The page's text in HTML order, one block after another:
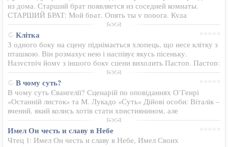
из дома. Старший брат появляется из соседней комнаты.
СТАРШИЙ БРАТ: Мой брат, Опять ты у порога. Куда
собрался? МЛАДШИЙ БРАТ: (смеётся) В путь-дорогу!
СТАРШИЙ БРАТ…
Клітка
З одного боку на сцену піднімається хлопець, що несе клітку з
пташкою. Він розмахує нею і наспівує якусь пісеньку.
Назустріч йому з іншого боку сцени виходить Пастор. Пастор:
Що у тебе там, синку? Хлопчик: Та… Якась жалюгідна
пташка…
В чому суть?
В чому суть Євангелії? Сценарій по оповіданнях О’Генрі
«Останній листок» та М. Лукадо «Суть» Дійові особи: Віталік –
вчений, який колись хотів стати християнином, але
розчарувався у віруючих, ще будучи молодим. Тепер його
гнітить…
Имел Он честь и славу в Небе
Чтец 1: Имел Он честь и славу в Небе, Имел Своих